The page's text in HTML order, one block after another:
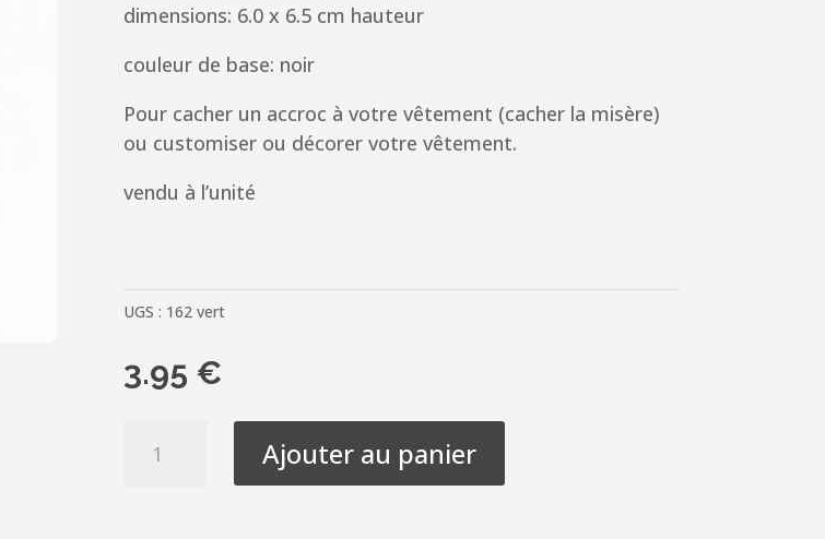
dimensions: 6.0 x 6.5 cm hauteur
couleur de base: noir
Pour cacher un accroc à votre vêtement (cacher la misère)
ou customiser ou décorer votre vêtement.
vendu à l’unité
UGS : 162 vert
3.95 €
Ajouter au panier